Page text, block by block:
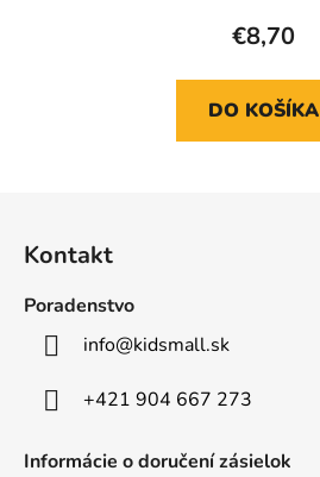
€8,70
DO KOŠÍKA
Kontakt
Poradenstvo
info@kidsmall.sk
+421 904 667 273
Informácie o doručení zásielok